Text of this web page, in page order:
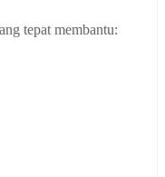
tepat membantu: